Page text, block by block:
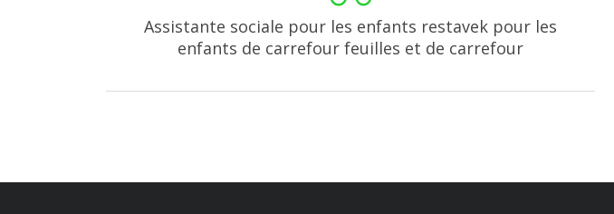
Assistante sociale pour les enfants restavek pour les
enfants de carrefour feuilles et de carrefour